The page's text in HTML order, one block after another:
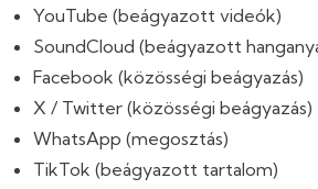
YouTube (beágyazott videók)
SoundCloud (beágyazott
Facebook (közösségi beágyazás)
X / Twitter (közösségi beágyazás)
WhatsApp (megosztás)
TikTok (beágyazott tartalom)